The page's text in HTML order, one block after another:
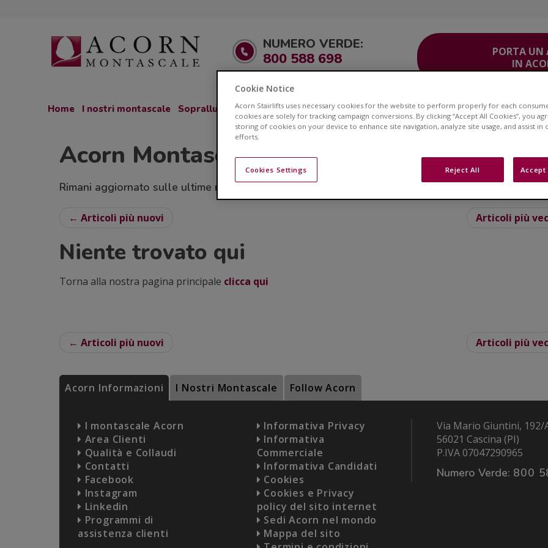
NUMERO VERDE:
800 588 698
PORTA UN
IN
Home I nostri montascale Sopralluogo GRATUITO Corsia Veloce® Area Clienti Servizio Clienti Contatti
Acorn Montascale Blog
Rimani aggiornato sulle ultime novità relative ai montascale e ottieni consigli su stili di vita e
← Articoli più nuovi Articoli più
Niente trovato qui
Torna alla nostra pagina principale clicca qui
← Articoli più nuovi Articoli più
Acorn Informazioni I Nostri Montascale Follow Acorn
I montascale Acorn
Area Clienti
Qualità e Collaudi
Contatti
Facebook
Instagram
Linkedin
Programmi di
assistenza clienti
Informativa Privacy
Informativa
Commerciale
Informativa Candidati
Cookies
Cookies e Privacy
policy del sito internet
Sedi Acorn nel mondo
Mappa del sito
Via Mario Giuntini, 192/
56021 Cascina (PI)
P.IVA 07047290965
Numero Verde: 800
Cookie Notice
Acorn Stairlifts uses necessary cookies for the website to perform properly for each
cookies are solely for tracking campaign conversions. By clicking “Accept All Cookies”, you
storing of cookies on your device to enhance site navigation, analyze site usage, and assist in
efforts.
Reject All Accept
Cookies Settings